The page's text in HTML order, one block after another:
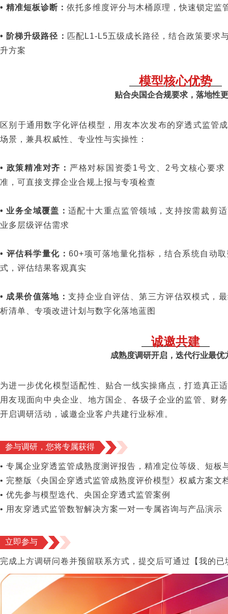
• 精准短板诊断： 依托多维度评分与木桶原理，快速锁定监
• 阶梯升级路径： 匹配L1-L5五级成长路径，结合政策要求
升方案
模型核心优势
贴合央国企合规要求，落地性
区别于通用数字化评估模型，用友本次发布的穿透式监管
场景，兼具权威性、专业性与实操性：
• 政策精准对齐： 严格对标国资委1号文、2号文核心要
准，可直接支撑企业合规上报与专项检查
• 业务全域覆盖：适配十大重点监管领域，支持按需裁剪
业多层级评估需求
• 评估科学量化： 60+项可落地量化指标，结合系统自动
式，评估结果客观真实
• 成果价值落地：支持企业自评估、第三方评估双模式，
析清单、专项改进计划与数字化落地蓝图
诚邀共建
成熟度调研开启，迭代行业最优
为进一步优化模型适配性、贴合一线实操痛点，打造真正
用友现面向中央企业、地方国企、各级子企业的监管、财
开启调研活动，诚邀企业客户共建行业标准。
参与调研，您将专属获得
• 专属企业穿透监管成熟度测评报告，精准定位等级、短板
• 完整版《央国企穿透式监管成熟度评价模型》权威方案文
• 优先参与模型迭代、央国企穿透式监管案例
• 用友穿透式监管数智解决方案一对一专属咨询与产品演示
立即参与
完成上方调研问卷并预留联系方式，提交后可通过【我的